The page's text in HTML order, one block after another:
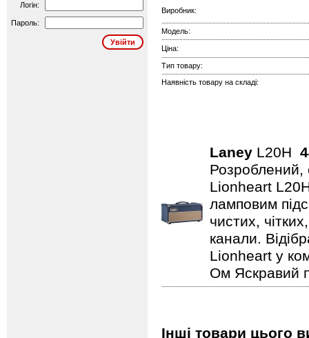
Логін:
Пароль:
Виробник:
Модель:
Ціна:
Тип товару:
Наявність товару на складі:
Laney L20H
Розроблений,
Lionheart
ламповим
чистих,
канали.
Lionheart у
Ом Яскравий
Інші товари цього